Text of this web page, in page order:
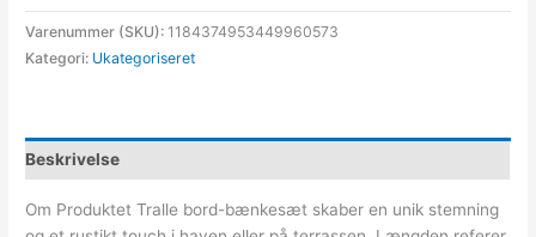
Varenummer (SKU): 1184374953449960573
Kategori: Ukategoriseret
Beskrivelse
Om Produktet Tralle bord-bænkesæt skaber en unik stemning